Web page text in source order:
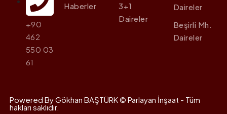
+90
462
550 03
61
Haberler
3+1
Daireler
Daireler
Beşirli Mh.
Daireler
Powered By Gökhan BAŞTÜRK © Parlayan İnşaat - Tüm
hakları saklıdır.